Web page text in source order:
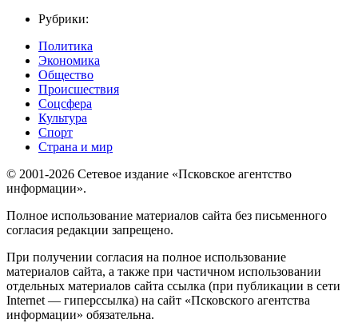
Рубрики:
Политика
Экономика
Общество
Происшествия
Соцсфера
Культура
Спорт
Страна и мир
© 2001-2026 Сетевое издание «Псковское агентство
информации».
Полное использование материалов сайта без письменного
согласия редакции запрещено.
При получении согласия на полное использование
материалов сайта, а также при частичном использовании
отдельных материалов сайта ссылка (при публикации в сети
Internet — гиперссылка) на сайт «Псковского агентства
информации» обязательна.